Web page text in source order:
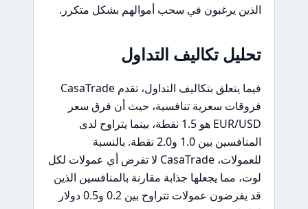
الذين يرغبون في سحب أموالهم بشكل متكرر.
تحليل تكاليف التداول
فيما يتعلق بتكاليف التداول، تقدم CasaTrade
فروقات سعرية تنافسية، حيث أن فرق سعر
EUR/USD هو 1.5 نقطة، بينما يتراوح لدى
المنافسين بين 1.0 و2.0 نقطة. بالنسبة
للعمولات، CasaTrade لا تفرض أي عمولات لكل
لوت، مما يجعلها جذابة مقارنة بالمنافسين الذين
قد يفرضون عمولات تتراوح بين 0.2 و0.5 دولار